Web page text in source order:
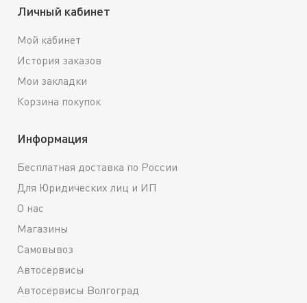
Личный кабинет
Мой кабинет
История заказов
Мои закладки
Корзина покупок
Информация
Бесплатная доставка по России
Для Юридических лиц и ИП
О нас
Магазины
Самовывоз
Автосервисы
Автосервисы Волгоград